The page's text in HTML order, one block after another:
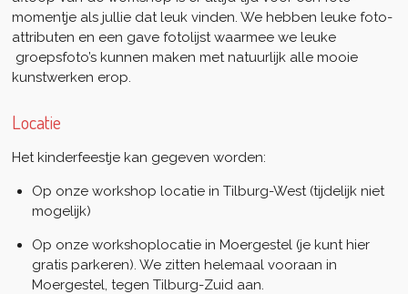
momentje als jullie dat leuk vinden. We hebben leuke foto-
attributen en een gave fotolijst waarmee we leuke
groepsfoto’s kunnen maken met natuurlijk alle mooie
kunstwerken erop.
Locatie
Het kinderfeestje kan gegeven worden:
Op onze workshop locatie in Tilburg-West (tijdelijk niet
mogelijk)
Op onze workshoplocatie in Moergestel (je kunt hier
gratis parkeren). We zitten helemaal vooraan in
Moergestel, tegen Tilburg-Zuid aan.